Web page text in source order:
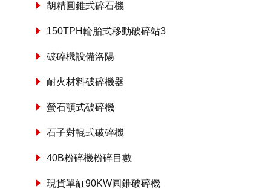
胡精圓錐式碎石機
150TPH輪胎式移動破碎站3
破碎機設備洛陽
耐火材料破碎機器
螢石顎式破碎機
石子對輥式破碎機
40B粉碎機粉碎目數
現貨單缸90KW圓錐破碎機